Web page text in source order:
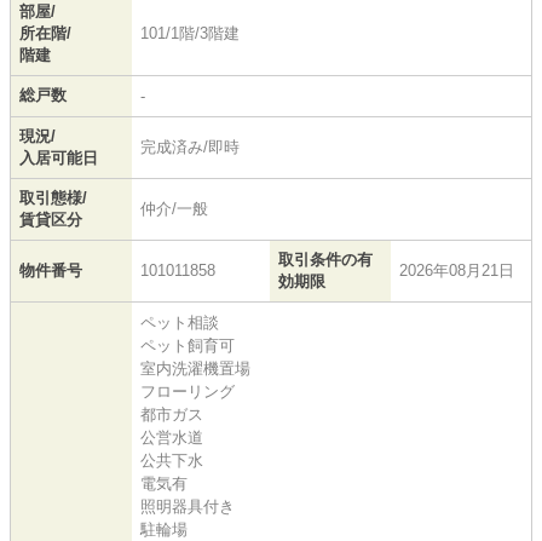
部屋/
所在階/
階建
101/1階/3階建
総戸数 -
現況/
入居可能日
完成済み/即時
取引態様/
賃貸区分
仲介/一般
物件番号 101011858
取引条件の有
効期限
2026年08月21日
ペット相談
ペット飼育可
室内洗濯機置場
フローリング
都市ガス
公営水道
公共下水
電気有
照明器具付き
駐輪場